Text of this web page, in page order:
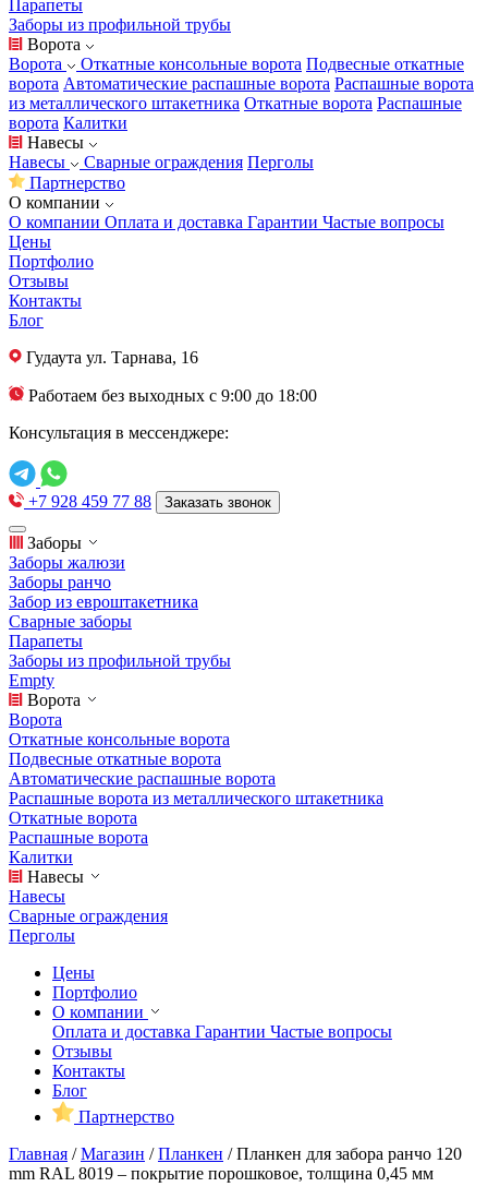
Парапеты
Заборы из профильной трубы
Ворота
Ворота
Откатные консольные ворота Подвесные откатные
ворота Автоматические распашные ворота Распашные ворота
из металлического штакетника Откатные ворота Распашные
ворота Калитки
Навесы
Навесы
Сварные ограждения Перголы
Партнерство
О компании
О компании Оплата и доставка Гарантии Частые вопросы
Цены
Портфолио
Отзывы
Контакты
Блог
Гудаута ул. Тарнава, 16
Работаем без выходных с 9:00 до 18:00
Консультация в мессенджере:
+7 928 459 77 88 Заказать звонок
Заборы
Заборы жалюзи
Заборы ранчо
Забор из евроштакетника
Сварные заборы
Парапеты
Заборы из профильной трубы
Empty
Ворота
Ворота
Откатные консольные ворота
Подвесные откатные ворота
Автоматические распашные ворота
Распашные ворота из металлического штакетника
Откатные ворота
Распашные ворота
Калитки
Навесы
Навесы
Сварные ограждения
Перголы
Цены
Портфолио
О компании
Оплата и доставка Гарантии Частые вопросы
Отзывы
Контакты
Блог
Партнерство
Главная /Магазин /Планкен /Планкен для забора ранчо 120
mm RAL 8019 – покрытие порошковое, толщина 0,45 мм